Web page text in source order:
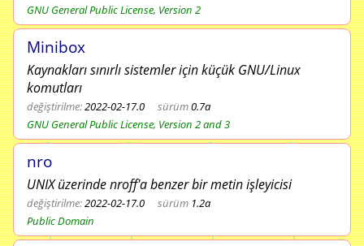
GNU General Public License, Version 2
Minibox
Kaynakları sınırlı sistemler için küçük GNU/Linux
komutları
değiştirilme:2022-02-17.0 sürüm0.7a
GNU General Public License, Version 2 and 3
nro
UNIX üzerinde nroff'a benzer bir metin işleyicisi
değiştirilme:2022-02-17.0 sürüm 1.2a
Public Domain